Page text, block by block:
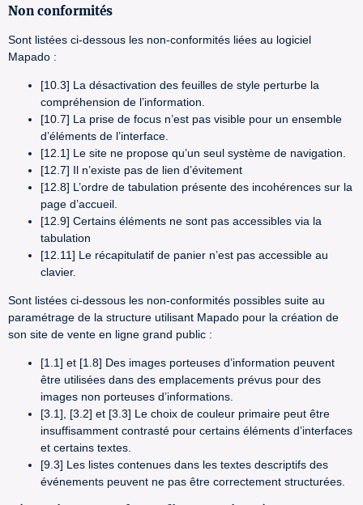
Non conformités
Sont listées ci-dessous les non-conformités liées au logiciel
Mapado :
[10.3] La désactivation des feuilles de style perturbe la
compréhension de l’information.
[10.7] La prise de focus n’est pas visible pour un ensemble
d’éléments de l’interface.
[12.1] Le site ne propose qu’un seul système de navigation.
[12.7] Il n’existe pas de lien d’évitement
[12.8] L’ordre de tabulation présente des incohérences sur la
page d’accueil.
[12.9] Certains éléments ne sont pas accessibles via la
tabulation
[12.11] Le récapitulatif de panier n’est pas accessible au
clavier.
Sont listées ci-dessous les non-conformités possibles suite au
paramétrage de la structure utilisant Mapado pour la création de
son site de vente en ligne grand public :
[1.1] et [1.8] Des images porteuses d’information peuvent
être utilisées dans des emplacements prévus pour des
images non porteuses d’informations.
[3.1], [3.2] et [3.3] Le choix de couleur primaire peut être
insuffisamment contrasté pour certains éléments d’interfaces
et certains textes.
[9.3] Les listes contenues dans les textes descriptifs des
événements peuvent ne pas être correctement structurées.